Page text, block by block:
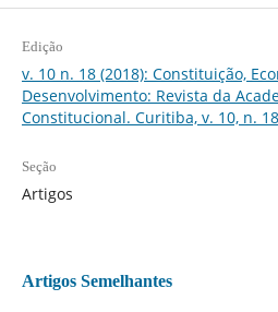
Edição
v. 10 n. 18 (2018): Constituição,
Desenvolvimento: Revista da
Constitucional. Curitiba, v. 10, n.
Seção
Artigos
Artigos Semelhantes